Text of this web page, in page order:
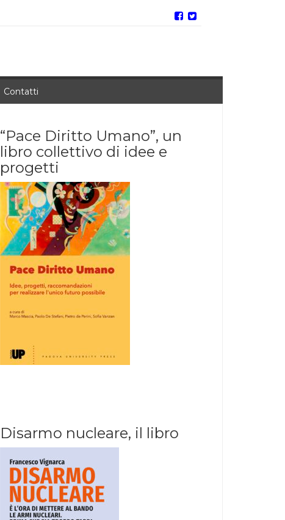
Contatti
“Pace Diritto Umano”, un
libro collettivo di idee e
progetti
Disarmo nucleare, il libro